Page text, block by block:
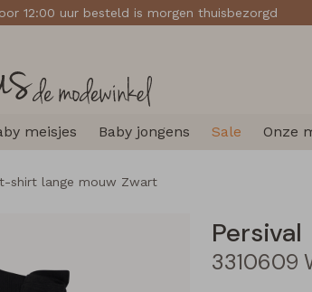
12:00 uur besteld is morgen thuisbezorgd
meisjes Baby jongens Sale Onze
t-shirt lange mouw Zwart
Persival